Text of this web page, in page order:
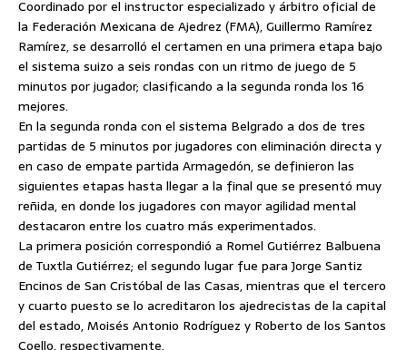
Coordinado por el instructor especializado y árbitro oficial de
la Federación Mexicana de Ajedrez (FMA), Guillermo Ramírez
Ramírez, se desarrolló el certamen en una primera etapa bajo
el sistema suizo a seis rondas con un ritmo de juego de 5
minutos por jugador; clasificando a la segunda ronda los 16
mejores.
En la segunda ronda con el sistema Belgrado a dos de tres
partidas de 5 minutos por jugadores con eliminación directa y
en caso de empate partida Armagedón, se definieron las
siguientes etapas hasta llegar a la final que se presentó muy
reñida, en donde los jugadores con mayor agilidad mental
destacaron entre los cuatro más experimentados.
La primera posición correspondió a Romel Gutiérrez Balbuena
de Tuxtla Gutiérrez; el segundo lugar fue para Jorge Santiz
Encinos de San Cristóbal de las Casas, mientras que el tercero
y cuarto puesto se lo acreditaron los ajedrecistas de la capital
del estado, Moisés Antonio Rodríguez y Roberto de los Santos
Coello, respectivamente.